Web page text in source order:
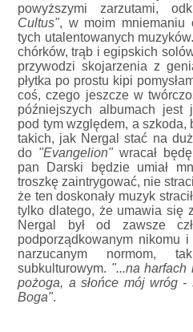
powyższymi zarzutami,
Cultus", w moim mniemaniu
tych utalentowanych
chórków, trąb i egipskich
przywodzi skojarzenia z
płytka po prostu kipi
coś, czego jeszcze w
późniejszych albumach jest
pod tym względem, a
takich, jak Nergal stać na
do "Evangelion"wracał
pan Darski będzie umiał
troszkę zaintrygować, nie
że ten doskonały muzyk
tylko dlatego, że umawia się
Nergal był od zawsze
podporządkowanym nikomu
narzucanym normom,
subkulturowym. "...na harfach
pożoga, a słońce mój wróg -
Boga".